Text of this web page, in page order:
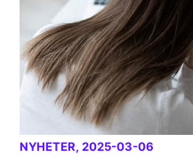
NYHETER, 2025-03-06